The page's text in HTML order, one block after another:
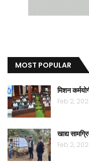
MOST POPULAR
मिशन
Feb 2,
खाद्य
Feb 2,